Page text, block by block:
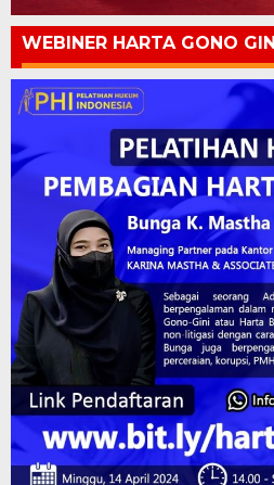
WEBINER HARTA GONO GINI